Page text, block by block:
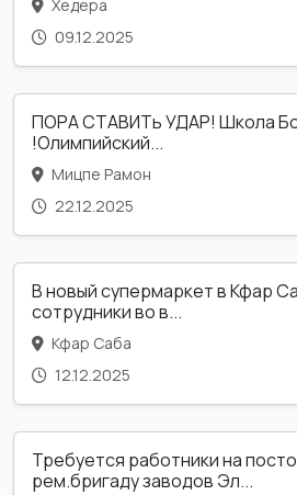
Хедера
09.12.2025
ПОРА СТАВИТь УДАР! Школа
!Олимпийский...
Мицпе Рамон
22.12.2025
В новый супермаркет в Кфар
сотрудники во в...
Кфар Саба
12.12.2025
Требуется работники на
рем.бригаду заводов Эл...